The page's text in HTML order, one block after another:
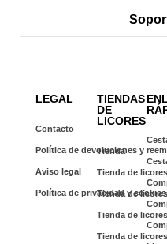
LEGAL
Contacto
Política de devoluciones y
Aviso legal
Política de privacidad y cookies
TIENDAS
DE
LICORES
Tienda
Tienda de
Tienda de
Tienda de
Tienda de